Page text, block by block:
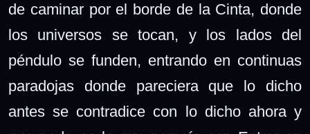
de caminar por el borde de la Cinta, donde
los universos se tocan, y los lados del
péndulo se funden, entrando en continuas
paradojas donde pareciera que lo dicho
antes se contradice con lo dicho ahora y